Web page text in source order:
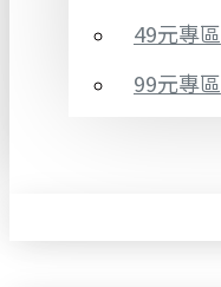
49元專區
99元專區